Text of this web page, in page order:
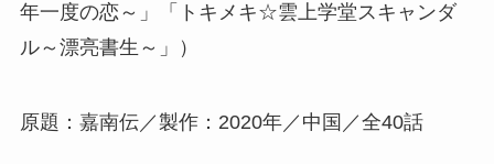
年一度の恋～」「トキメキ☆雲上学堂スキャンダ
ル～漂亮書生～」）
原題：嘉南伝／製作：2020年／中国／全40話